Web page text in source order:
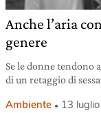
Anche l’aria
genere
Se le donne tendono
di un retaggio di
Ambiente 13